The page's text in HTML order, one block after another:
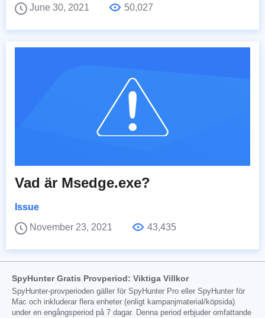
June 30, 2021
50,027
Vad är Msedge.exe?
Issue
November 23, 2021
43,435
SpyHunter Gratis Provperiod: Viktiga Villkor
SpyHunter-provperioden gäller för SpyHunter Pro eller SpyHunter för
Mac och inkluderar flera enheter (enligt kampanjmaterial/köpsida)
under en engångsperiod på 7 dagar. Denna period erbjuder omfattande